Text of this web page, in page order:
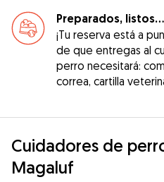
Preparados,
¡Tu reserva está a
de que entregas al
perro necesitará:
correa, cartilla
Cuidadores de
Magaluf